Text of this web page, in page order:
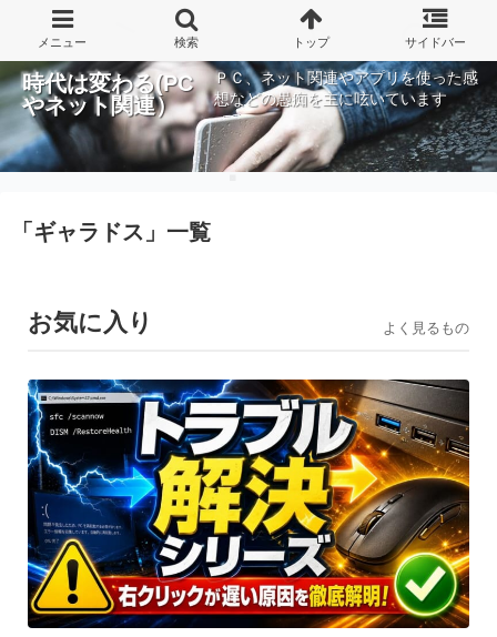
時代は変わる(PC
やネット関連）
ＰＣ、ネット関連やアプリを使った感
想などの愚痴を主に呟いています
「 ギャラドス 」 一覧
お気に入り よく見るもの